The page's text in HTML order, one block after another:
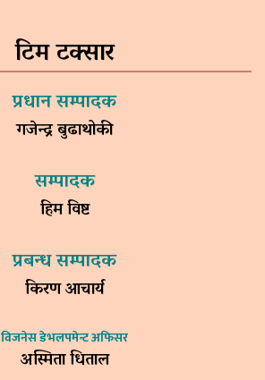
टिम टक्सार
प्रधान सम्पादक
गजेन्द्र बुढाथोकी
सम्पादक
हिम विष्ट
प्रबन्ध सम्पादक
किरण आचार्य
विजनेस डेभलपमेन्ट अफिसर
अस्मिता धिताल